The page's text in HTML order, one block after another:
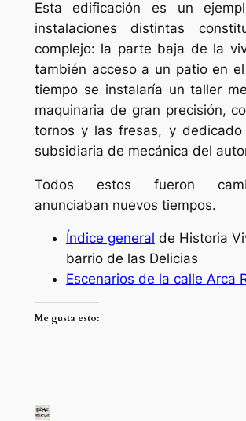
Esta edificación es un
instalaciones distintas
complejo: la parte baja de la
también acceso a un patio en
tiempo se instalaría un taller
maquinaria de gran precisión,
tornos y las fresas, y dedicado
subsidiaria de mecánica del
Todos estos fueron
anunciaban nuevos tiempos.
Índice general de Historia
barrio de las Delicias
Escenarios de la calle Arca
Me gusta esto: